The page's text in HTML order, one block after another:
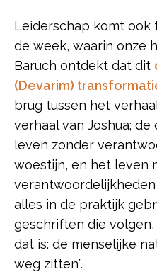
Leiderschap komt ook
de week, waarin onze
Baruch ontdekt dat dit
(Devarim)
brug tussen het
verhaal van Joshua;
leven zonder
woestijn, en het leven
alles in de praktijk
geschriften die
dat is: de menselijke
weg zitten”.